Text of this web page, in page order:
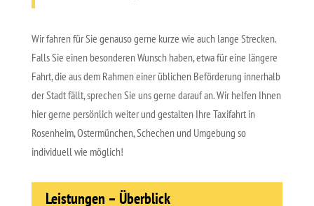
Wir fahren für Sie genauso gerne kurze wie auch lange Strecken.
Falls Sie einen besonderen Wunsch haben, etwa für eine längere
Fahrt, die aus dem Rahmen einer üblichen Beförderung innerhalb
der Stadt fällt, sprechen Sie uns gerne darauf an. Wir helfen Ihnen
hier gerne persönlich weiter und gestalten Ihre Taxifahrt in
Rosenheim, Ostermünchen, Schechen und Umgebung so
individuell wie möglich!
Leistungen – Überblick